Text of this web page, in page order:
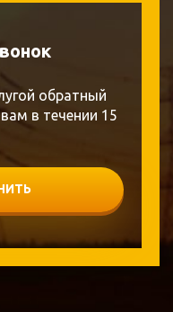
обратный
в течении 15